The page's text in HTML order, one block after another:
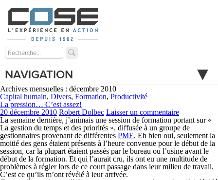
NAVIGATION
Archives mensuelles : décembre 2010
Capital humain, Divers, Formation, Productivité
La pression… C’est assez!
20 décembre 2010 Robert Dolbec Laisser un commentaire
La semaine dernière, j’animais une session de formation portant sur «
La gestion du temps et des priorités », diffusée à un groupe de
gestionnaires provenant de différentes PME. Eh bien oui, seulement la
moitié des gens étaient présents à l’heure convenue pour le début de la
session, car la plupart étaient passés par le bureau ou l’usine avant le
début de la formation. Et qui l’aurait cru, ils ont eu une multitude de
problèmes à régler lors de ce court passage dans leur milieu de travail.
C’est ce qu’ils m’ont révélé à leur arrivée.